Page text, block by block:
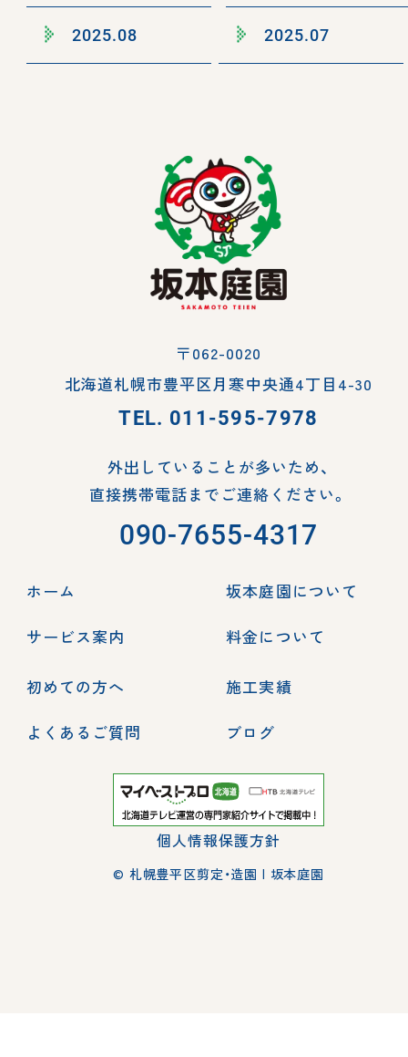
2025.08 2025.07
〒062-0020
北海道札幌市豊平区月寒中央通4丁目4-30
TEL. 011-595-7978
外出していることが多いため、
直接携帯電話までご連絡ください。
090-7655-4317
ホーム
坂本庭園について
サービス案内
料金について
初めての方へ
施工実績
よくあるご質問
ブログ
個人情報保護方針
© 札幌豊平区剪定・造園 | 坂本庭園